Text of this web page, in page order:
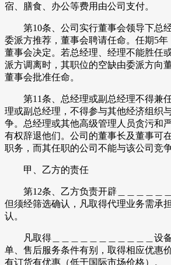
宿、膳食、办公等费用由公司支付。
第10条、公司实行董事会领导下总
委派方推荐，董事会聘请任命。任期5
董事会决定。若总经理、经理不能胜任
派方调离时，其职位的空缺由委派方向
董事会批准任命。
第11条、总经理或副总经理不得兼
理或副总经理，不得参与其他经济组织
争。总经理或其他高级管理人员贪污和
有权辞退他们。公司的董事长及董事可
职务，而其任职的公司不能与该公司竞
甲、乙方的责任
第12条、乙方负责开辟＿＿＿＿＿＿
但须经筛选确认，凡取得代理业务需承
认。
凡取得＿＿＿＿＿＿＿＿＿＿＿设
单、售后服务条件有别，取得相应优惠
有订货有优惠（低于国际市场价格）。